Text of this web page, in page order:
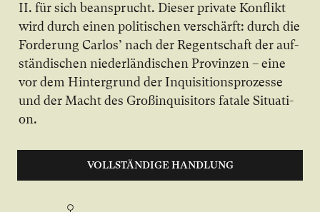
II. für sich be­an­sprucht. Die­ser pri­va­te Kon­flikt
wird durch ei­nen po­li­ti­schen ver­schärft: durch die
For­de­rung Car­los’ nach der Re­gent­schaft der auf­
stän­di­schen nie­der­län­di­schen Pro­vin­zen – ei­ne
vor dem Hin­ter­grund der In­qui­si­ti­ons­pro­zes­se
und der Macht des Groß­in­qui­si­tors fa­ta­le Si­tua­ti­
on.
VOLLSTÄNDIGE HANDLUNG